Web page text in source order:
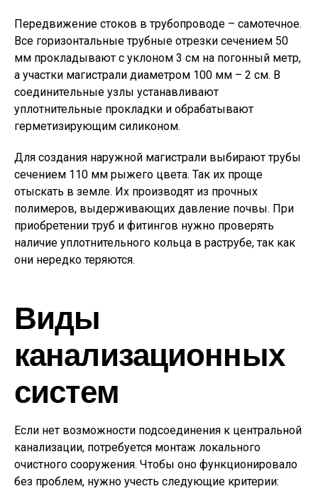
Передвижение стоков в трубопроводе – самотечное.
Все горизонтальные трубные отрезки сечением 50
мм прокладывают с уклоном 3 см на погонный метр,
а участки магистрали диаметром 100 мм – 2 см. В
соединительные узлы устанавливают
уплотнительные прокладки и обрабатывают
герметизирующим силиконом.
Для создания наружной магистрали выбирают трубы
сечением 110 мм рыжего цвета. Так их проще
отыскать в земле. Их производят из прочных
полимеров, выдерживающих давление почвы. При
приобретении труб и фитингов нужно проверять
наличие уплотнительного кольца в раструбе, так как
они нередко теряются.
Виды
канализационных
систем
Если нет возможности подсоединения к центральной
канализации, потребуется монтаж локального
очистного сооружения. Чтобы оно функционировало
без проблем, нужно учесть следующие критерии: